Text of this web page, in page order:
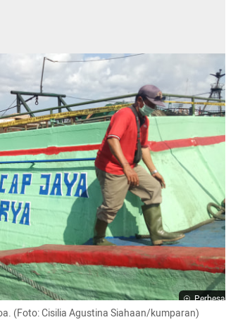
Perbesar
(Foto: Cisilia Agustina Siahaan/kumparan)